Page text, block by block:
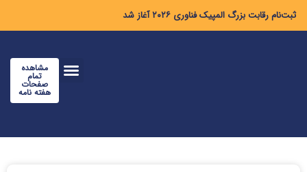
ثبت‌نام رقابت بزرگ المپیک فناوری ۲۰۲۶ آغاز شد
مشاهده
تمام
صفحات
هفته نامه